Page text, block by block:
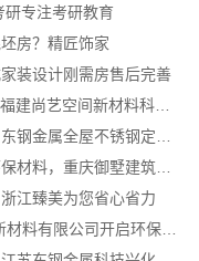
研专注考研教育
房？精匠饰家
装设计刚需房售后完善
半包室内家装全屋改造优选 - 福建尚艺空间新材料科技有限公司
周边区县现浇别墅优惠活动环保材料，重庆御墅建筑材料有限公司限时促销
江臻美为您省心省力
武安焕新至臻·邯郸至臻全宅新材料有限公司开启环保装修新时代